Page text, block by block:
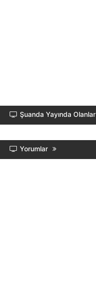
Şuanda Yayında Olanlar
Yorumlar